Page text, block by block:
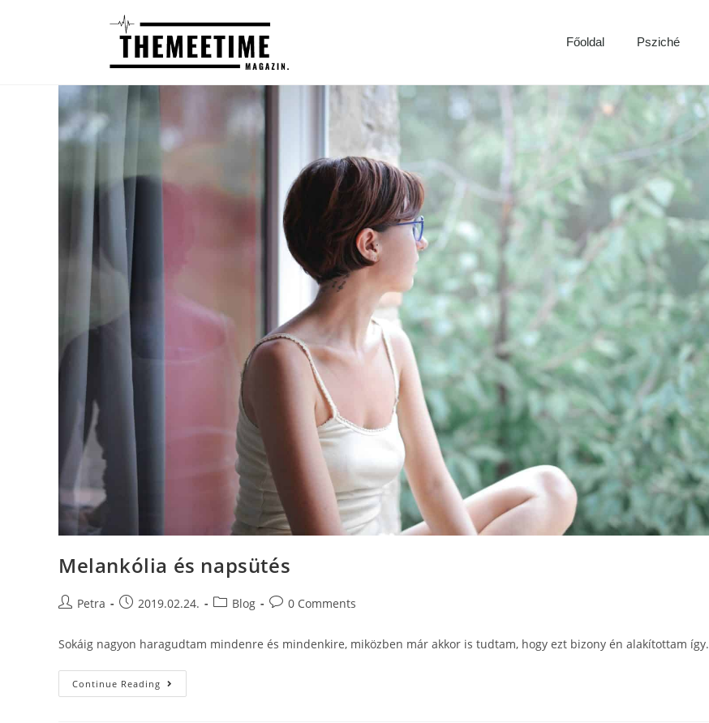
Főoldal Psziché
Melankólia és napsütés
Petra 2019.02.24. Blog 0 Comments
Sokáig nagyon haragudtam mindenre és mindenkire, miközben már akkor is tudtam, hogy ezt bizony én alakítottam így.
Continue Reading